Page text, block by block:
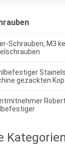
Schrauben, M3
gezackten
Kategorien